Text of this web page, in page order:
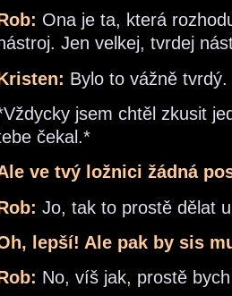
Ona je ta, která
Jen velkej, tvrdej
Bylo to vážně tvrdý.
jsem chtěl zkusit
čekal.*
ve tvý ložnici žádná
Jo, tak to prostě dělat
lepší! Ale pak by sis
No, víš jak, prostě